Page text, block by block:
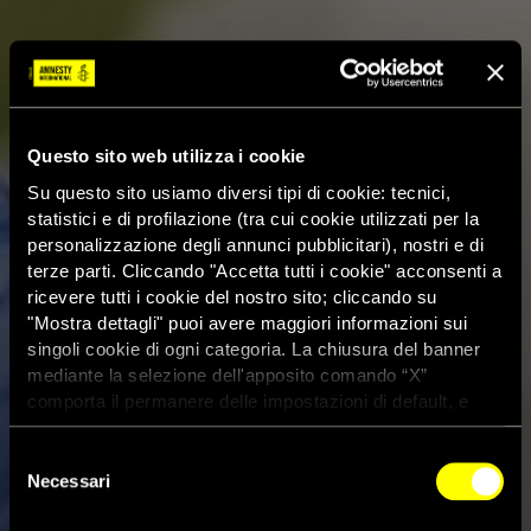
Questo sito web utilizza i cookie
Su questo sito usiamo diversi tipi di cookie: tecnici,
statistici e di profilazione (tra cui cookie utilizzati per la
personalizzazione degli annunci pubblicitari), nostri e di
terze parti. Cliccando "Accetta tutti i cookie" acconsenti a
ricevere tutti i cookie del nostro sito; cliccando su
"Mostra dettagli" puoi avere maggiori informazioni sui
singoli cookie di ogni categoria. La chiusura del banner
mediante la selezione dell'apposito comando “X”
comporta il permanere delle impostazioni di default, e
dunque la continuazione della navigazione con i cookie
dei cookie attivi sul sito clicca
delNecessari